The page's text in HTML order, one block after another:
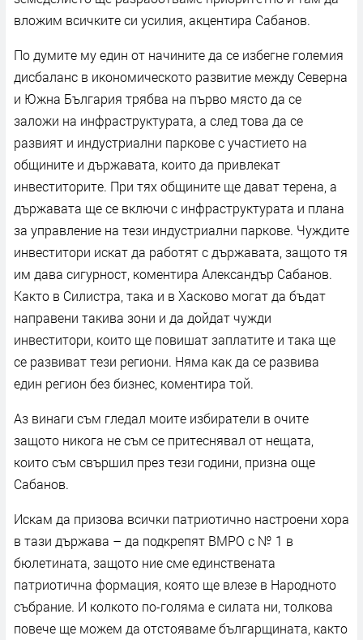
вложим всичките си усилия, акцентира Сабанов.
По думите му един от начините да се избегне големия
дисбаланс в икономическото развитие между Северна
и Южна България трябва на първо място да се
заложи на инфраструктурата, а след това да се
развият и индустриални паркове с участието на
общините и държавата, които да привлекат
инвеститорите. При тях общините ще дават терена, а
държавата ще се включи с инфраструктурата и плана
за управление на тези индустриални паркове. Чуждите
инвеститори искат да работят с държавата, защото тя
им дава сигурност, коментира Александър Сабанов.
Както в Силистра, така и в Хасково могат да бъдат
направени такива зони и да дойдат чужди
инвеститори, които ще повишат заплатите и така ще
се развиват тези региони. Няма как да се развива
един регион без бизнес, коментира той.
Аз винаги съм гледал моите избиратели в очите
защото никога не съм се притеснявал от нещата,
които съм свършил през тези години, призна още
Сабанов.
Искам да призова всички патриотично настроени хора
в тази държава – да подкрепят ВМРО с № 1 в
бюлетината, защото ние сме единствената
патриотична формация, която ще влезе в Народното
събрание. И колкото по-голяма е силата ни, толкова
повече ще можем да отстояваме българщината, както